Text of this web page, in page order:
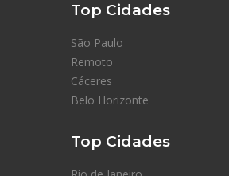
Top Cidades
São Paulo
Remoto
Cáceres
Belo Horizonte
Top Cidades